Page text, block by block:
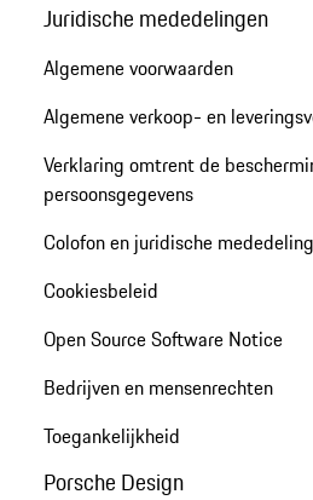
Juridische mededelingen
Algemene voorwaarden
Algemene verkoop- en
Verklaring omtrent de
persoonsgegevens
Colofon en juridische
Cookiesbeleid
Open Source Software Notice
Bedrijven en mensenrechten
Toegankelijkheid
Porsche Design